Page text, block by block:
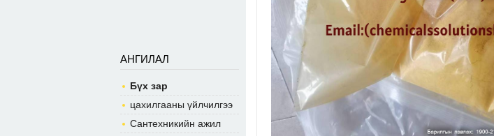
АНГИЛАЛ
Бүх зар
цахилгааны үйлчилгээ
Сантехникийн ажил